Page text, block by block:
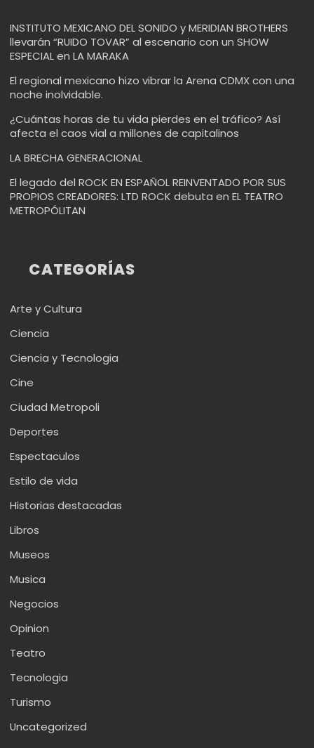
INSTITUTO MEXICANO DEL SONIDO y MERIDIAN BROTHERS
llevarán “RUIDO TOVAR” al escenario con un SHOW
ESPECIAL en LA MARAKA
El regional mexicano hizo vibrar la Arena CDMX con una
noche inolvidable.
¿Cuántas horas de tu vida pierdes en el tráfico? Así
afecta el caos vial a millones de capitalinos
LA BRECHA GENERACIONAL
El legado del ROCK EN ESPAÑOL REINVENTADO POR SUS
PROPIOS CREADORES: LTD ROCK debuta en EL TEATRO
METROPÓLITAN
CATEGORÍAS
Arte y Cultura
Ciencia
Ciencia y Tecnologia
Cine
Ciudad Metropoli
Deportes
Espectaculos
Estilo de vida
Historias destacadas
Libros
Museos
Musica
Negocios
Opinion
Teatro
Tecnologia
Turismo
Uncategorized